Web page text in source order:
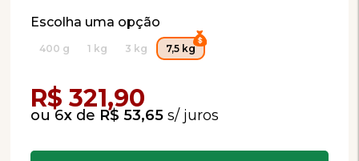
Escolha uma opção
400 g 1 kg 3 kg 7,5 kg
R$ 321,90
6x de R$ 53,65